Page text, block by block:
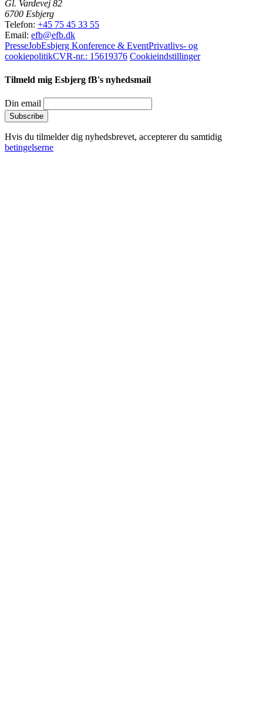
Gl. Vardevej 82
6700 Esbjerg
Telefon: +45 75 45 33 55
Email: efb@efb.dk
PresseJobEsbjerg Konference & EventPrivatlivs- og
cookiepolitikCVR-nr.: 15619376 Cookieindstillinger
Tilmeld mig Esbjerg fB's nyhedsmail
Din email
Hvis du tilmelder dig nyhedsbrevet, accepterer du samtidig
betingelserne